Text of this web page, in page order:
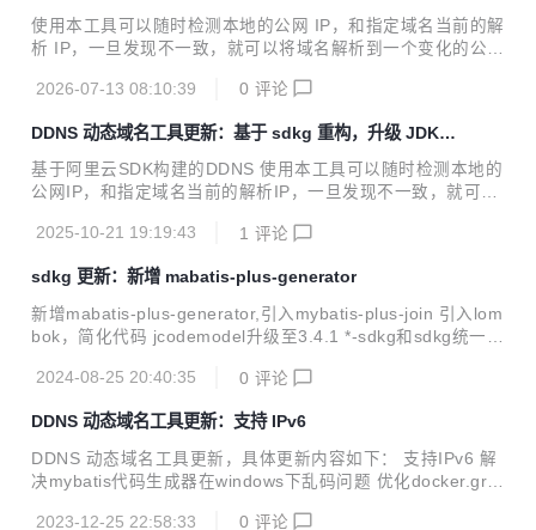
使用本工具可以随时检测本地的公网 IP，和指定域名当前的解
析 IP，一旦发现不一致，就可以将域名解析到一个变化的公网
于需要架设互联网服务但又苦于没有固定公网 IP 的童鞋使
版本，最大区别是提供了页面配置阿里云 SDK 参数和需要解
析的 DDNS，并且支持多 DDNS。 要求：域名托管在阿里
云，阿里云开通 access Key 服务，相关服务器装 jdk17 及以
号密码在 application-dev.y...
2026-07-13 08:10:39 0 评论
DDNS 动态域名工具更新：基于 sdkg 重构，升级 JDK
和 Spring Boot 版本等
基于阿里云SDK构建的DDNS 使用本工具可以随时检测本地的
公网IP，和指定域名当前的解析IP，一旦发现不一致，就可以
使用java开发。 本工具对于需要架设互联网服务但又苦于没有
域名服务。相比之前版本，最大区别是提供了页面配置阿里云
SDK参数和需要解析的DDNS，并且支持多DDNS。 要求：域
名托管在阿里云，阿里云开通access Key服务，相关服务器装
jdk1.8及以上运行环境或者docker环境 更新内容 升级至JDK1
7并优化Docker构建流程 修改ID类型为String...
2025-10-21 19:19:43 1 评论
sdkg 更新：新增 mabatis-plus-generator
新增mabatis-plus-generator,引入mybatis-plus-join 引入lom
bok，简化代码 jcodemodel升级至3.4.1 *-sdkg和sdkg统一版
2024-08-25 20:40:35
0 评论
DDNS 动态域名工具更新：支持 IPv6
DDNS 动态域名工具更新，具体更新内容如下： 支持IPv6 解
决mybatis代码生成器在windows下乱码问题 优化docker.gro
2023-12-25 22:58:33
0 评论